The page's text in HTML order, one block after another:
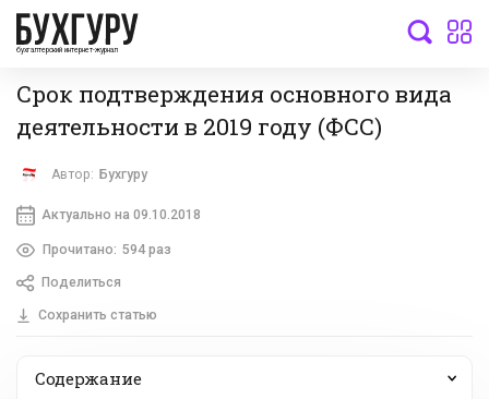
бухгалтерский интернет-журнал
Срок подтверждения основного вида
деятельности в 2019 году (ФСС)
Автор: Бухгуру
Актуально на 09.10.2018
Прочитано: 594 раз
Поделиться
Сохранить статью
Содержание